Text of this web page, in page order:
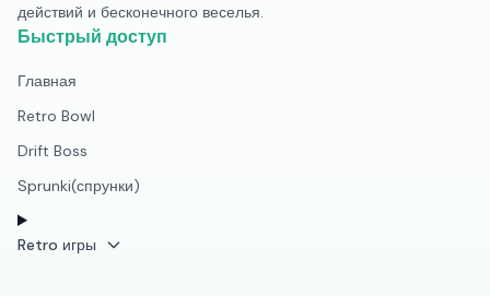
действий и бесконечного веселья.
Быстрый доступ
Главная
Retro Bowl
Drift Boss
Sprunki(спрунки)
Retro игры